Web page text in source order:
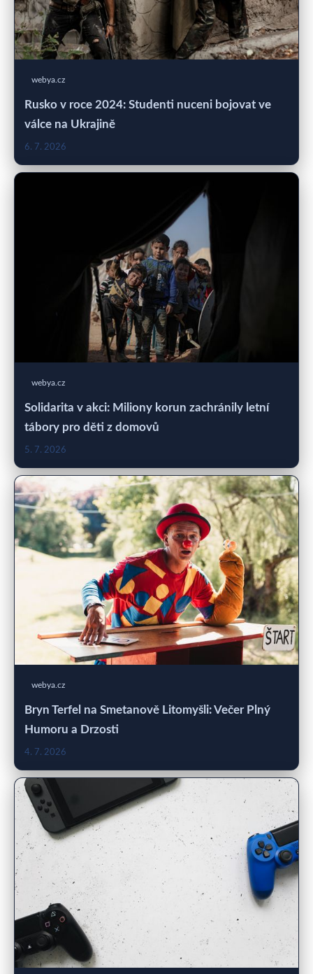
webya.cz
Rusko v roce 2024: Studenti nuceni bojovat ve
válce na Ukrajině
6. 7. 2026
webya.cz
Solidarita v akci: Miliony korun zachránily letní
tábory pro děti z domovů
5. 7. 2026
webya.cz
Bryn Terfel na Smetanově Litomyšli: Večer Plný
Humoru a Drzosti
4. 7. 2026